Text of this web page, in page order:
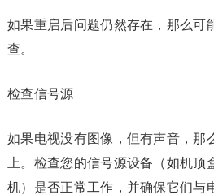
如果重启后问题仍然存在，那么可
查。
检查信号源
如果电视没有图像，但有声音，那
上。检查您的信号源设备（如机
机）是否正常工作，并确保它们与